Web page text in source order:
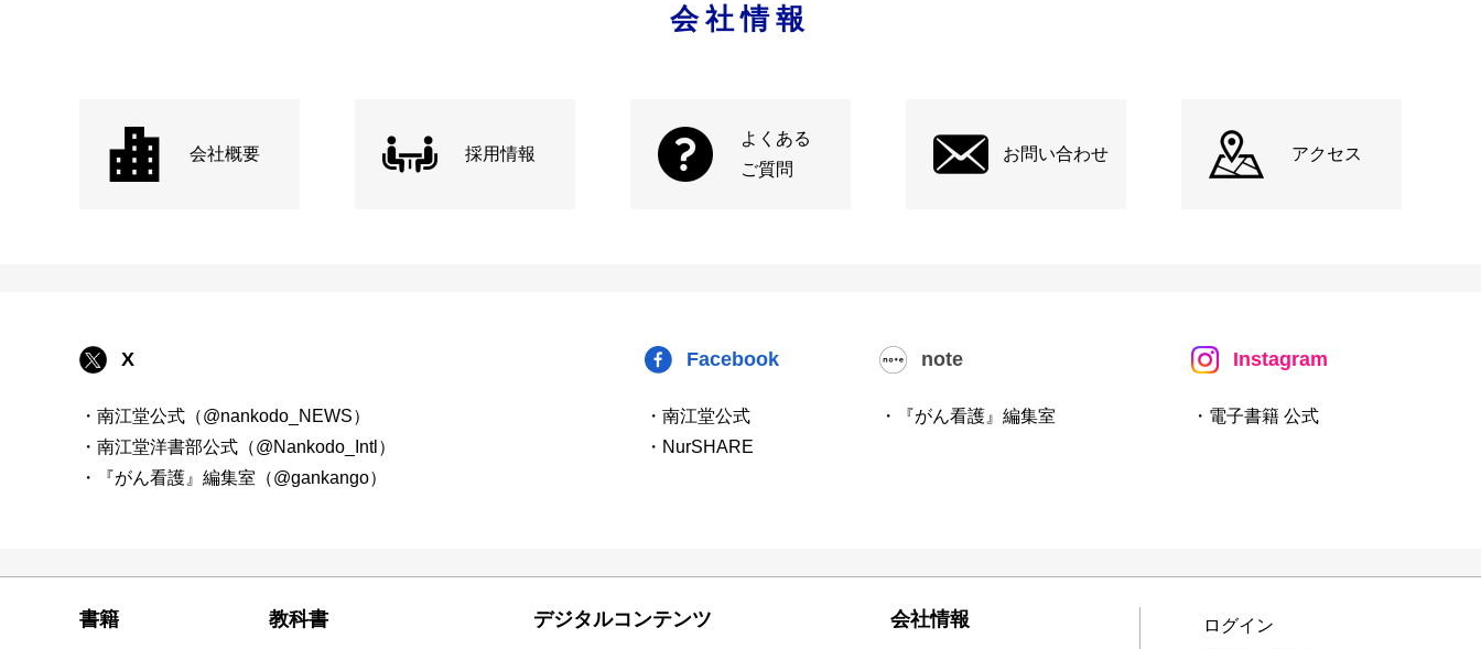
会社情報
会社概要 採用情報
よくある
ご質問
お問い合わせ アクセス
X
・南江堂公式（@nankodo_NEWS）
・南江堂洋書部公式（@Nankodo_Intl）
・『がん看護』編集室（@gankango）
Facebook
・南江堂公式
・NurSHARE
note
・『がん看護』編集室
Instagram
・電子書籍 公式
書籍 教科書 デジタルコンテンツ 会社情報
ログイン